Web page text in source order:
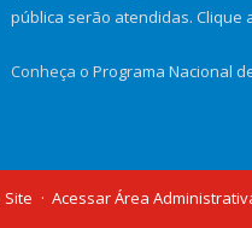
pública serão atendidas. Clique
Conheça o Programa Nacional
Acessar Área